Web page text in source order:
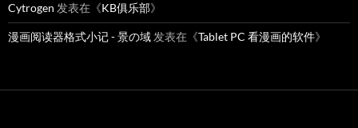
Cytrogen 发表在《KB俱乐部》
漫画阅读器格式小记 - 景の域发表在《Tablet PC 看漫画的软件》